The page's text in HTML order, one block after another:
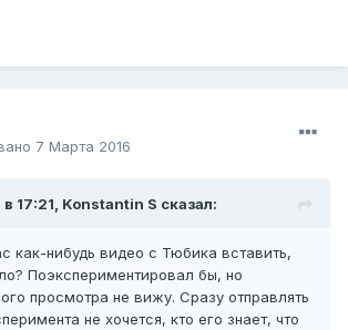
7 Марта 2016
17:21, Konstantin S сказал:
как-нибудь видео с Тюбика вставить,
Поэкспериментировал бы, но
просмотра не вижу. Сразу отправлять
не хочется, кто его знает, что